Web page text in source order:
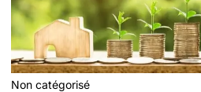
Non catégorisé